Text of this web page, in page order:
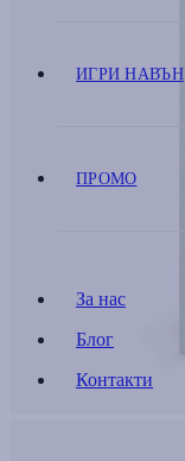
ИГРИ НАВЪН
ПРОМО
За нас
Блог
Контакти